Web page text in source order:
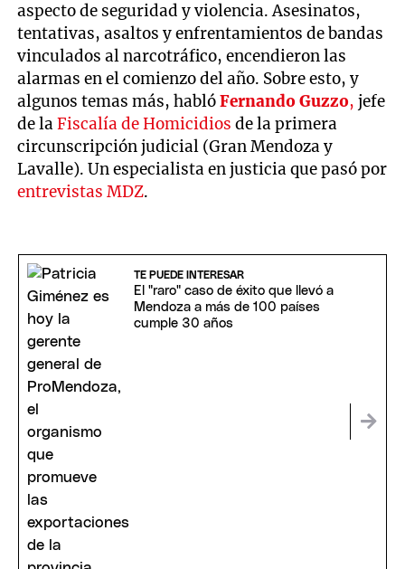
aspecto de seguridad y violencia. Asesinatos,
tentativas, asaltos y enfrentamientos de bandas
vinculados al narcotráfico, encendieron las
alarmas en el comienzo del año. Sobre esto, y
algunos temas más, hablóFernando Guzzo, jefe
de laFiscalía de Homicidios de la primera
circunscripción judicial (Gran Mendoza y
Lavalle). Un especialista en justicia que pasó por
entrevistas MDZ.
TE PUEDE INTERESAR
El "raro" caso de éxito que llevó a
Mendoza a más de 100 países
cumple 30 años